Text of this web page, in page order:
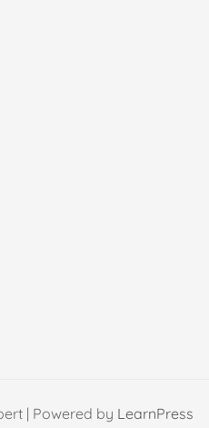
| Powered by LearnPress